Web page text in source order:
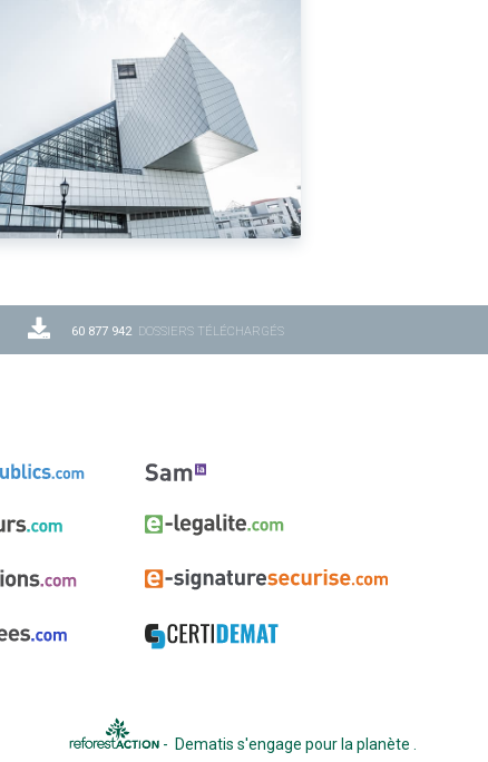
60 877 942DOSSIERS TÉLÉCHARGÉS
- Dematis s'engage pour la planète